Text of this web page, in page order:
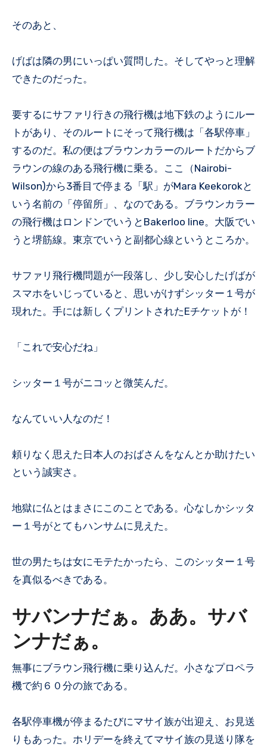
そのあと、
げばは隣の男にいっぱい質問した。そしてやっと理解
できたのだった。
要するにサファリ行きの飛行機は地下鉄のようにルー
トがあり、そのルートにそって飛行機は「各駅停車」
するのだ。私の便はブラウンカラーのルートだからブ
ラウンの線のある飛行機に乗る。ここ（Nairobi-
Wilson)から3番目で停まる「駅」がMara Keekorokと
いう名前の「停留所」、なのである。ブラウンカラー
の飛行機はロンドンでいうとBakerloo line。大阪でい
うと堺筋線。東京でいうと副都心線というところか。
サファリ飛行機問題が一段落し、少し安心したげばが
スマホをいじっていると、思いがけずシッター１号が
現れた。手には新しくプリントされたEチケットが！
「これで安心だね」
シッター１号がニコッと微笑んだ。
なんていい人なのだ！
頼りなく思えた日本人のおばさんをなんとか助けたい
という誠実さ。
地獄に仏とはまさにこのことである。心なしかシッタ
ー１号がとてもハンサムに見えた。
世の男たちは女にモテたかったら、このシッター１号
を真似るべきである。
サバンナだぁ。ああ。サバ
ンナだぁ。
無事にブラウン飛行機に乗り込んだ。小さなプロペラ
機で約６０分の旅である。
各駅停車機が停まるたびにマサイ族が出迎え、お見送
りもあった。ホリデーを終えてマサイ族の見送り隊を